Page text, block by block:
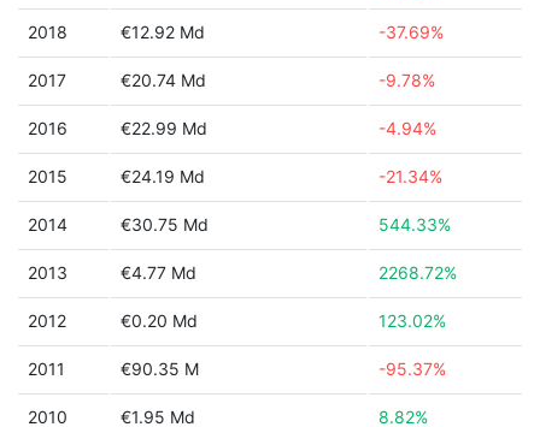
2018 €12.92 Md -37.69%
2017 €20.74 Md -9.78%
2016 €22.99 Md -4.94%
2015 €24.19 Md -21.34%
2014 €30.75 Md 544.33%
2013 €4.77 Md 2268.72%
2012 €0.20 Md 123.02%
2011 €90.35 M -95.37%
2010 €1.95 Md 8.82%